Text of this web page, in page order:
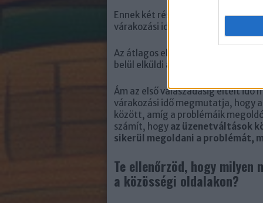
Ennek két része van: az egyik az
várakozási idő.
Az átlagos első válaszadási idő
belül elküldi az első választ egy
Ám az első válaszadásig eltelt idő
várakozási idő megmutatja, hogy
között, amíg a problémáik
számít, hogy az üzenetváltások
sikerül megoldani a problémát,
Te ellenőrzöd, hogy
a közösségi oldalakon?